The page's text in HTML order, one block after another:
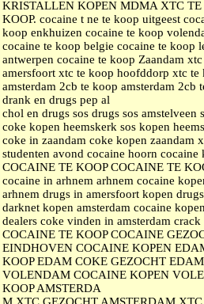
KRISTALLEN KOPEN MDMA XTC
KOOP. cocaine t ne te koop uitgeest
koop enkhuizen cocaine te koop
cocaine te koop belgie cocaine te koop
antwerpen cocaine te koop Zaandam
amersfoort xtc te koop hoofddorp xtc te
amsterdam 2cb te koop amsterdam 2cb
drank en drugs pep al
chol en drugs sos drugs sos amstelveen
coke kopen heemskerk sos kopen
coke in zaandam coke kopen zaandam
studenten avond cocaine hoorn
COCAINE TE KOOP COCAINE TE
cocaine in arhnem arhnem cocaine
arhnem drugs in amersfoort kopen
darknet kopen amsterdam cocaine
dealers coke vinden in amsterdam
COCAINE TE KOOP COCAINE
EINDHOVEN COCAINE KOPEN
KOOP EDAM COKE GEZOCHT
VOLENDAM COCAINE KOPEN
KOOP AMSTERDA